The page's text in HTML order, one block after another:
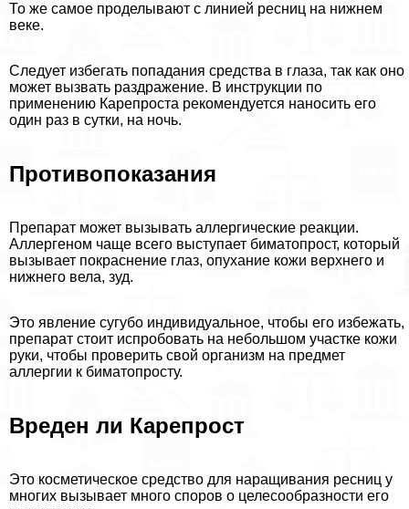
То же самое проделывают с линией ресниц на нижнем
веке.
Следует избегать попадания средства в глаза, так как оно
может вызвать раздражение. В инструкции по
применению Карепроста рекомендуется наносить его
один раз в сутки, на ночь.
Противопоказания
Препарат может вызывать аллергические реакции.
Аллергеном чаще всего выступает биматопрост, который
вызывает покраснение глаз, опухание кожи верхнего и
нижнего вела, зуд.
Это явление сугубо индивидуальное, чтобы его избежать,
препарат стоит испробовать на небольшом участке кожи
руки, чтобы проверить свой организм на предмет
аллергии к биматопросту.
Вреден ли Карепрост
Это косметическое средство для наращивания ресниц у
многих вызывает много споров о целесообразности его